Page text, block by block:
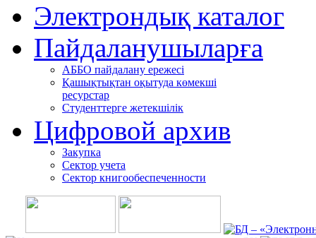
Электрондық каталог
Пайдаланушыларға
АББО пайдалану ережесі
Қашықтықтан оқытуда көмекші
ресурстар
Студенттерге жетекшілік
Цифровой архив
Закупка
Сектор учета
Сектор книгообеспеченности